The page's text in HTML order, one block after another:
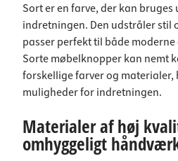
Sort er en farve, der kan bruges
indretningen. Den udstråler stil
passer perfekt til både
Sorte møbelknopper kan nemt
forskellige farver og
muligheder for indretningen.
Materialer af høj
omhyggeligt